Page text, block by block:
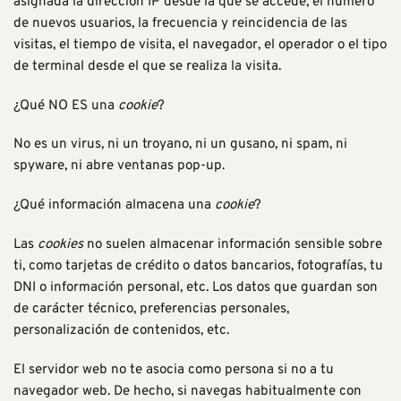
de nuevos usuarios, la frecuencia y reincidencia de las
visitas, el tiempo de visita, el navegador, el operador o el tipo
de terminal desde el que se realiza la visita.
¿Qué NO ES una cookie?
No es un virus, ni un troyano, ni un gusano, ni spam, ni
spyware, ni abre ventanas pop-up.
¿Qué información almacena una cookie?
Las cookiesno suelen almacenar información sensible sobre
ti, como tarjetas de crédito o datos bancarios, fotografías, tu
DNI o información personal, etc. Los datos que guardan son
de carácter técnico, preferencias personales,
personalización de contenidos, etc.
El servidor web no te asocia como persona si no a tu
navegador web. De hecho, si navegas habitualmente con